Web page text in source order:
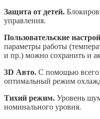
Защита от детей.
управления.
Пользовательские
параметры работы
и пр.) можно сохранить и
3D Авто. С помощью
оптимальный режим
Тихий режим. Уровень
номинального уровня.